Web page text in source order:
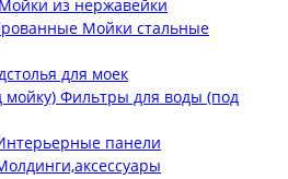
Мойки из нержавейки
Мойки стальные
для моек
Фильтры для воды (под
панели